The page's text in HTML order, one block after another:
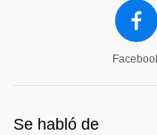
Se habló de